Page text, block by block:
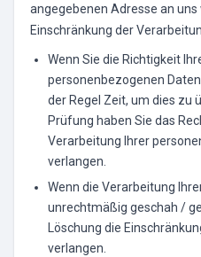
angegebenen Adresse an
Einschränkung der
Wenn Sie die Richtigkeit
personenbezogenen
der Regel Zeit, um dies zu
Prüfung haben Sie das
Verarbeitung Ihrer
verlangen.
Wenn die Verarbeitung
unrechtmäßig geschah /
Löschung die
verlangen.